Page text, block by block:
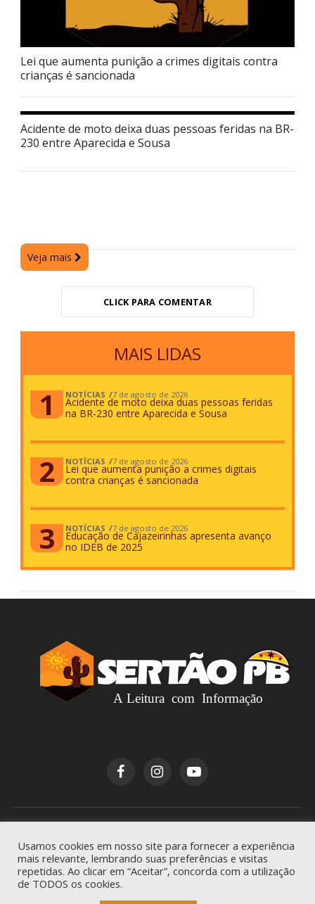
Lei que aumenta punição a crimes digitais contra
crianças é sancionada
Acidente de moto deixa duas pessoas feridas na BR-
230 entre Aparecida e Sousa
Veja mais
CLICK PARA COMENTAR
MAIS LIDAS
NOTÍCIAS 7 de agosto de 2026
Acidente de moto deixa duas pessoas feridas
na BR-230 entre Aparecida e Sousa
NOTÍCIAS 7 de agosto de 2026
Lei que aumenta punição a crimes digitais
contra crianças é sancionada
NOTÍCIAS 7 de agosto de 2026
Educação de Cajazeirinhas apresenta avanço
no IDEB de 2025
reservados.
Usamos cookies em nosso site para fornecer a experiência
mais relevante, lembrando suas preferências e visitas
repetidas. Ao clicar em “Aceitar”, concorda com a utilização
de TODOS os cookies.